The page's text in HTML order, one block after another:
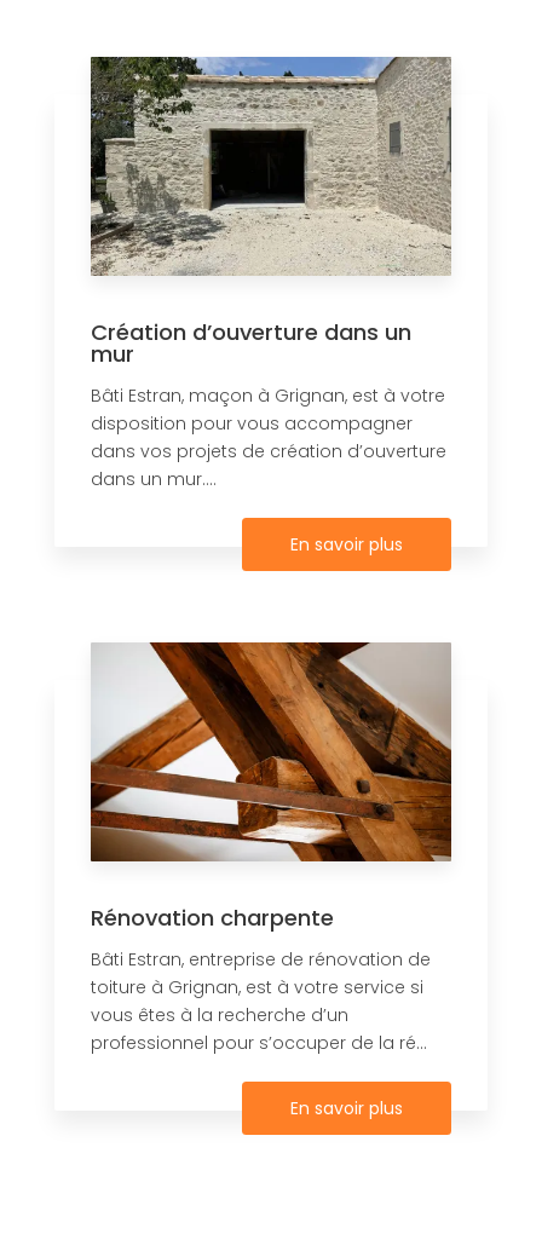
Création d’ouverture dans un
mur
Bâti Estran, maçon à Grignan, est à votre
disposition pour vous accompagner
dans vos projets de création d’ouverture
dans un mur....
En savoir plus
Rénovation charpente
Bâti Estran, entreprise de rénovation de
toiture à Grignan, est à votre service si
vous êtes à la recherche d’un
professionnel pour s’occuper de la ré...
En savoir plus